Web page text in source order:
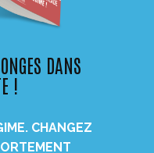
DANS
!
CHANGEZ